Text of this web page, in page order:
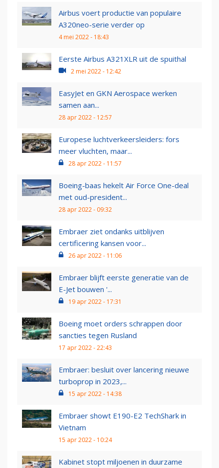
Airbus voert productie van populaire
A320neo-serie verder op
4 mei 2022 - 18:43
Eerste Airbus A321XLR uit de spuithal
2 mei 2022 - 12:42
EasyJet en GKN Aerospace werken
samen aan...
28 apr 2022 - 12:57
Europese luchtverkeersleiders: fors
meer vluchten, maar...
28 apr 2022 - 11:57
Boeing-baas hekelt Air Force One-deal
met oud-president...
28 apr 2022 - 09:32
Embraer ziet ondanks uitblijven
certificering kansen voor...
26 apr 2022 - 11:06
Embraer blijft eerste generatie van de
E-Jet bouwen '...
19 apr 2022 - 17:31
Boeing moet orders schrappen door
sancties tegen Rusland
17 apr 2022 - 22:43
Embraer: besluit over lancering nieuwe
turboprop in 2023,...
15 apr 2022 - 14:38
Embraer showt E190-E2 TechShark in
Vietnam
15 apr 2022 - 10:24
Kabinet stopt miljoenen in duurzame